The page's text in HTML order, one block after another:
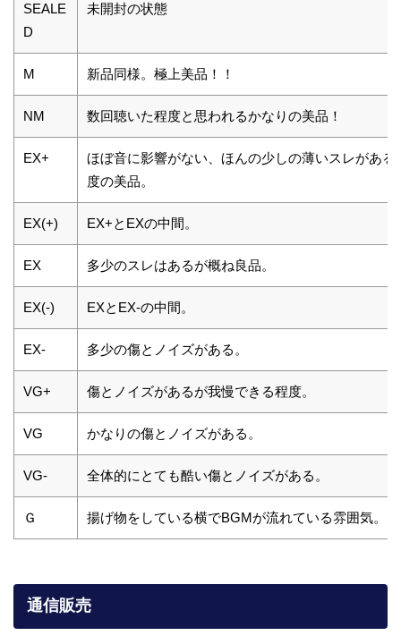
SEALE
D
未開封の状態
M 新品同様。極上美品！！
NM 数回聴いた程度と思われるかなりの美品！
EX+
ほぼ音に影響がない、ほんの少しの薄いスレがある
度の美品。
EX(+) EX+とEXの中間。
EX 多少のスレはあるが概ね良品。
EX(-) EXとEX-の中間。
EX- 多少の傷とノイズがある。
VG+ 傷とノイズがあるが我慢できる程度。
VG かなりの傷とノイズがある。
VG- 全体的にとても酷い傷とノイズがある。
Ｇ 揚げ物をしている横でBGMが流れている雰囲気。
通信販売